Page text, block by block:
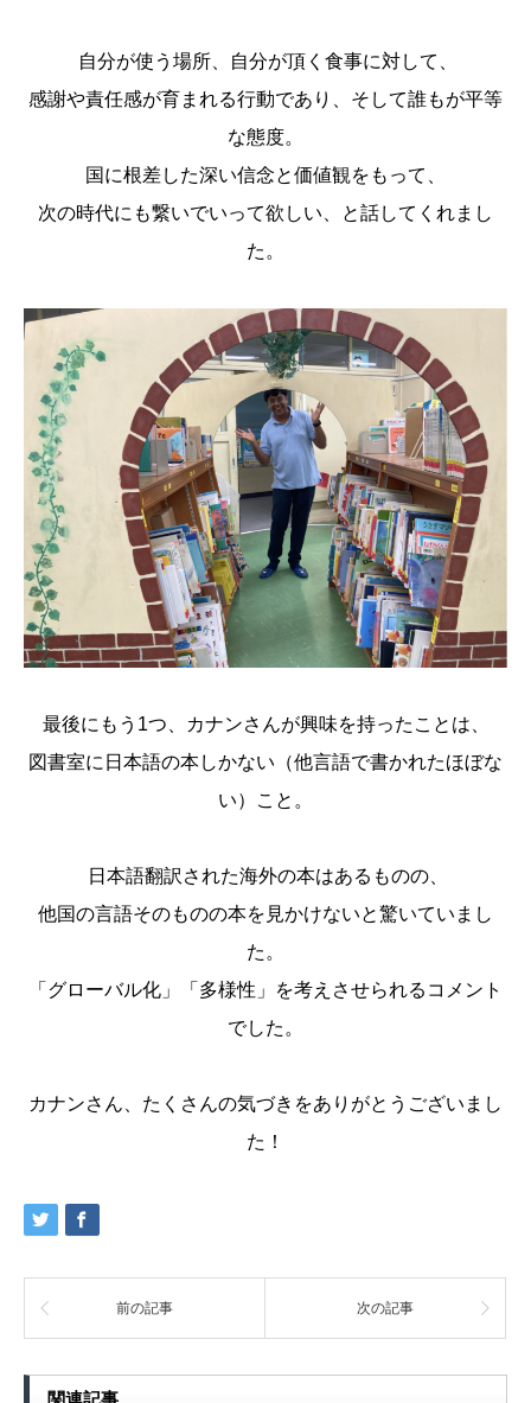
自分が使う場所、自分が頂く食事に対して、
感謝や責任感が育まれる行動であり、そして誰もが平等
な態度。
国に根差した深い信念と価値観をもって、
次の時代にも繋いでいって欲しい、と話してくれまし
た。
最後にもう1つ、カナンさんが興味を持ったことは、
図書室に日本語の本しかない（他言語で書かれたほぼな
い）こと。
日本語翻訳された海外の本はあるものの、
他国の言語そのものの本を見かけないと驚いていまし
た。
「グローバル化」「多様性」を考えさせられるコメント
でした。
カナンさん、たくさんの気づきをありがとうございまし
た！
前の記事 次の記事